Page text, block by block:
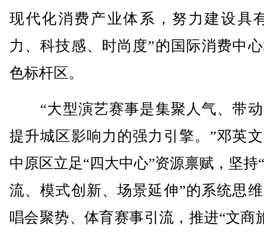
现代化消费产业体系，努力建设具
力、科技感、时尚度”的国际消费中
色标杆区。
“大型演艺赛事是集聚人气、带动
提升城区影响力的强力引擎。”邓英
中原区立足“四大中心”资源禀赋，坚持
流、模式创新、场景延伸”的系统思
唱会聚势、体育赛事引流，推进“文商